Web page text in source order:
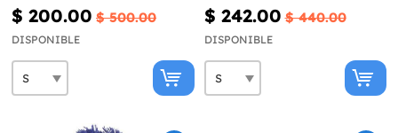
$ 200.00 $ 500.00
DISPONIBLE
$ 242.00 $ 440.00
DISPONIBLE